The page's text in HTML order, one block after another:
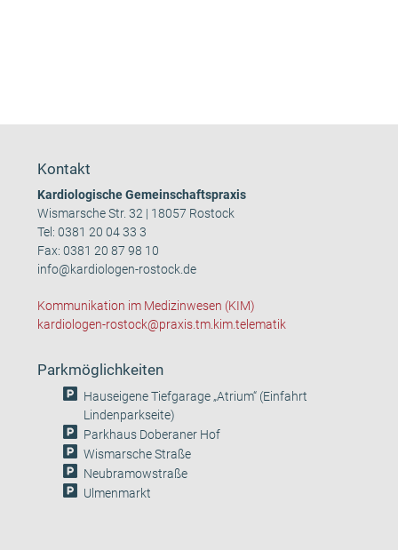
Kontakt
Kardiologische Gemeinschaftspraxis
Wismarsche Str. 32 | 18057 Rostock
Tel:0381 20 04 33 3
Fax: 0381 20 87 98 10
info@kardiologen-rostock.de
Kommunikation im Medizinwesen (KIM)
kardiologen-rostock@praxis.tm.kim.telematik
Parkmöglichkeiten
Hauseigene Tiefgarage „Atrium“ (Einfahrt
Lindenparkseite)
Parkhaus Doberaner Hof
Wismarsche Straße
Neubramowstraße
Ulmenmarkt